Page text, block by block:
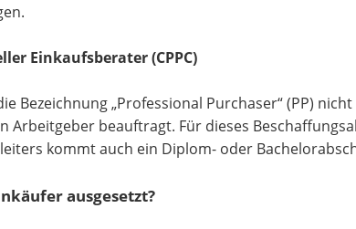
Einkaufsberater (CPPC)
Bezeichnung „Professional Purchaser“ (PP)
Arbeitgeber beauftragt. Für dieses
kommt auch ein Diplom- oder
ausgesetzt?